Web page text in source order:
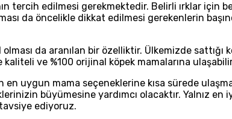
tercih edilmesi gerekmektedir. Belirli ırklar için
da öncelikle dikkat edilmesi gerekenlerin
da aranılan bir özelliktir. Ülkemizde sattığı
ve %100 orijinal köpek mamalarına
uygun mama seçeneklerine kısa sürede
büyümesine yardımcı olacaktır. Yalnız
ediyoruz.